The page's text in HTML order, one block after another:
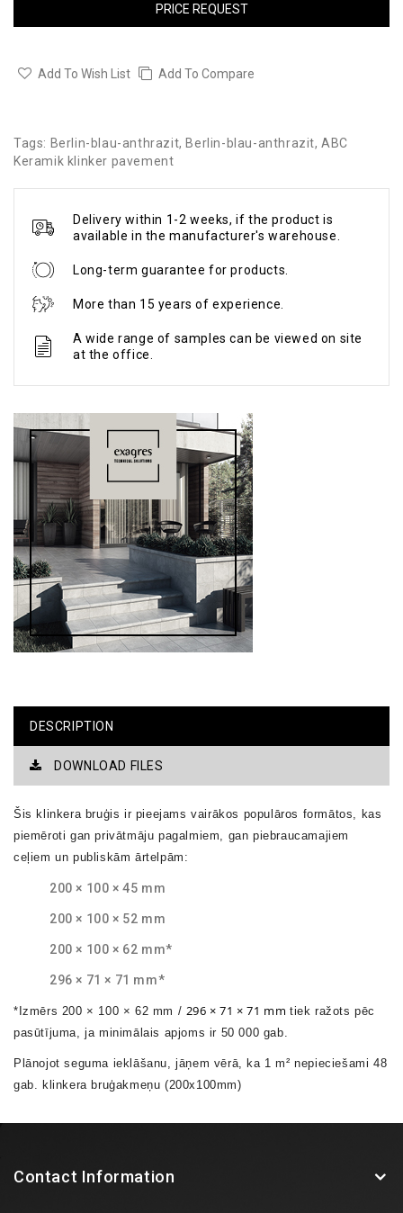
PRICE REQUEST
Add To Wish List Add To Compare
Tags: Berlin-blau-anthrazit, Berlin-blau-anthrazit,ABC
Keramik klinker pavement
Delivery within 1-2 weeks, if the product is
available in the manufacturer's warehouse.
Long-term guarantee for products.
More than 15 years of experience.
A wide range of samples can be viewed on site
at the office.
DESCRIPTION
DOWNLOAD FILES
Šis klinkera bruģis ir pieejams vairākos populāros formātos, kas
piemēroti gan privātmāju pagalmiem, gan piebraucamajiem
ceļiem un publiskām ārtelpām:
200 × 100 × 45 mm
200 × 100 × 52 mm
200 × 100 × 62 mm*
296 × 71 × 71 mm*
*Izmērs 200 × 100 × 62 mm / 296 × 71 × 71 mmtiek ražots pēc
pasūtījuma, ja minimālais apjoms ir 50 000 gab.
Plānojot seguma ieklāšanu, jāņem vērā, ka 1 m² nepieciešami 48
gab. klinkera bruģakmeņu (200x100mm)
Contact Information